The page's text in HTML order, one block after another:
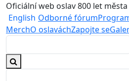
Oficiální web oslav 800 let
English Odborné fórum
MerchO oslaváchZapojte se